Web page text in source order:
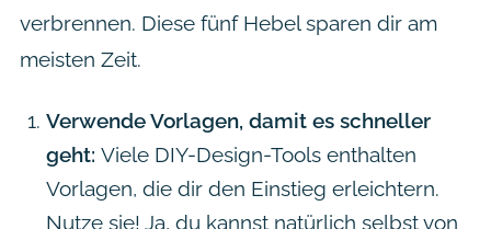
verbrennen. Diese fünf Hebel sparen dir am
meisten Zeit.
Verwende Vorlagen, damit es schneller
geht: Viele DIY-Design-Tools enthalten
Vorlagen, die dir den Einstieg erleichtern.
Nutze sie! Ja, du kannst natürlich selbst von